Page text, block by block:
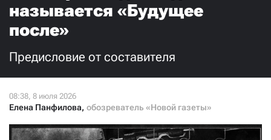
называется «Будущее
после»
Предисловие от составителя
Елена Панфилова, обозреватель «Новой газеты»
Ежемесячно Разово